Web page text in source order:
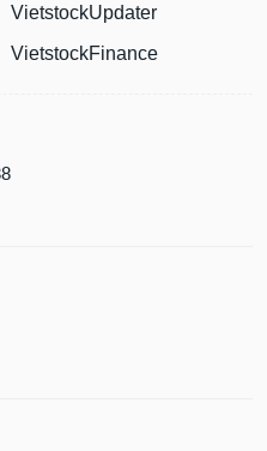
VietstockUpdater
VietstockFinance